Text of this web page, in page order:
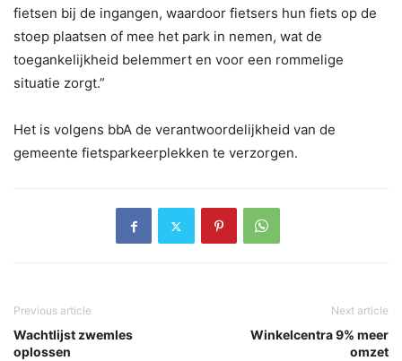
fietsen bij de ingangen, waardoor fietsers hun fiets op de
stoep plaatsen of mee het park in nemen, wat de
toegankelijkheid belemmert en voor een rommelige
situatie zorgt.”
Het is volgens bbA de verantwoordelijkheid van de
gemeente fietsparkeerplekken te verzorgen.
Previous article
Wachtlijst zwemles
oplossen
Next article
Winkelcentra 9% meer
omzet